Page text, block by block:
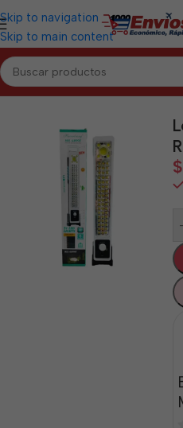
Skip to navigation
Skip to main content
Inicio/ARTEMISA/
$